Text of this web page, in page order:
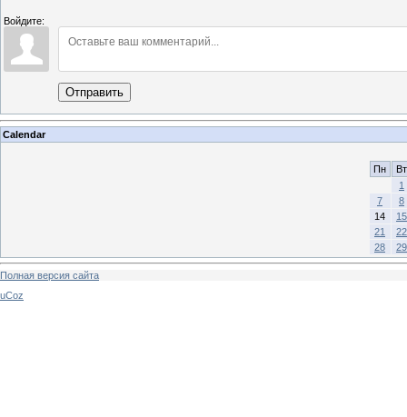
Войдите:
Отправить
Calendar
Пн
Вт
1
7
8
14
15
21
22
28
29
Полная версия сайта
uCoz